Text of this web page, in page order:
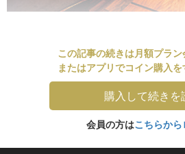
この記事の続きは月額プラン
またはアプリでコイン購入
購入して続きを
会員の方はこちらか